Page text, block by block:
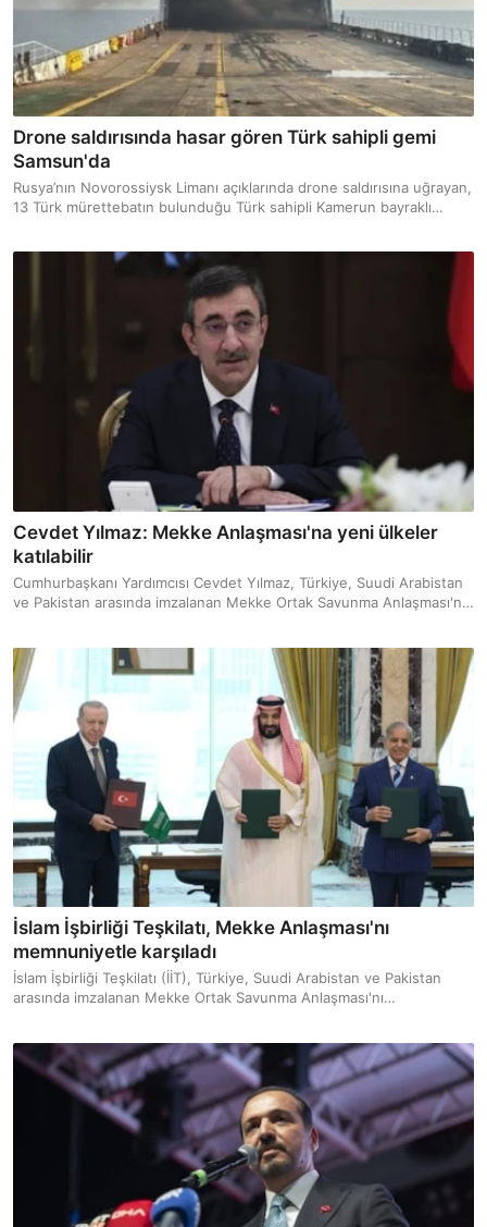
Drone saldırısında hasar gören Türk sahipli gemi
Samsun'da
Rusya’nın Novorossiysk Limanı açıklarında drone saldırısına uğrayan,
13 Türk mürettebatın bulunduğu Türk sahipli Kamerun bayraklı
Cevdet Yılmaz: Mekke Anlaşması'na yeni ülkeler
katılabilir
Cumhurbaşkanı Yardımcısı Cevdet Yılmaz, Türkiye, Suudi Arabistan
ve Pakistan arasında imzalanan Mekke Ortak Savunma Anlaşması'nın
İslam İşbirliği Teşkilatı, Mekke Anlaşması'nı
memnuniyetle karşıladı
İslam İşbirliği Teşkilatı (İİT), Türkiye, Suudi Arabistan ve Pakistan
arasında imzalanan Mekke Ortak Savunma Anlaşması'nı